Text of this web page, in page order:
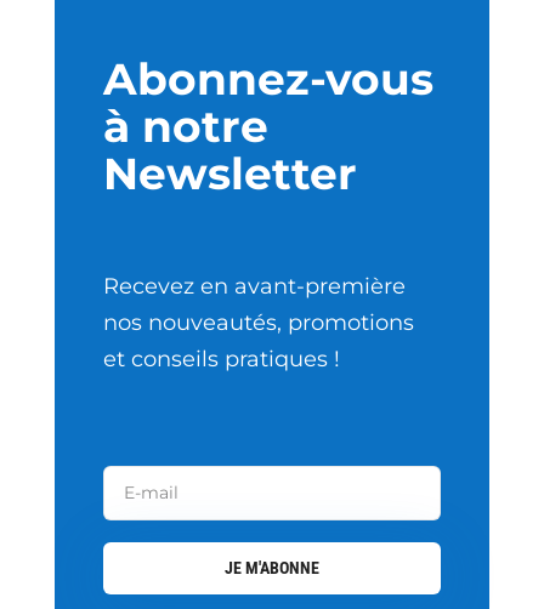
Abonnez-vous
à notre
Newsletter
Recevez en avant-première
nos nouveautés, promotions
et conseils pratiques !
JE M'ABONNE